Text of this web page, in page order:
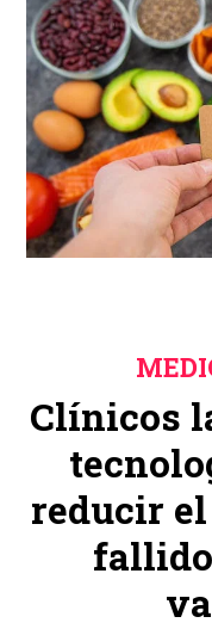
Clínicos
reducir